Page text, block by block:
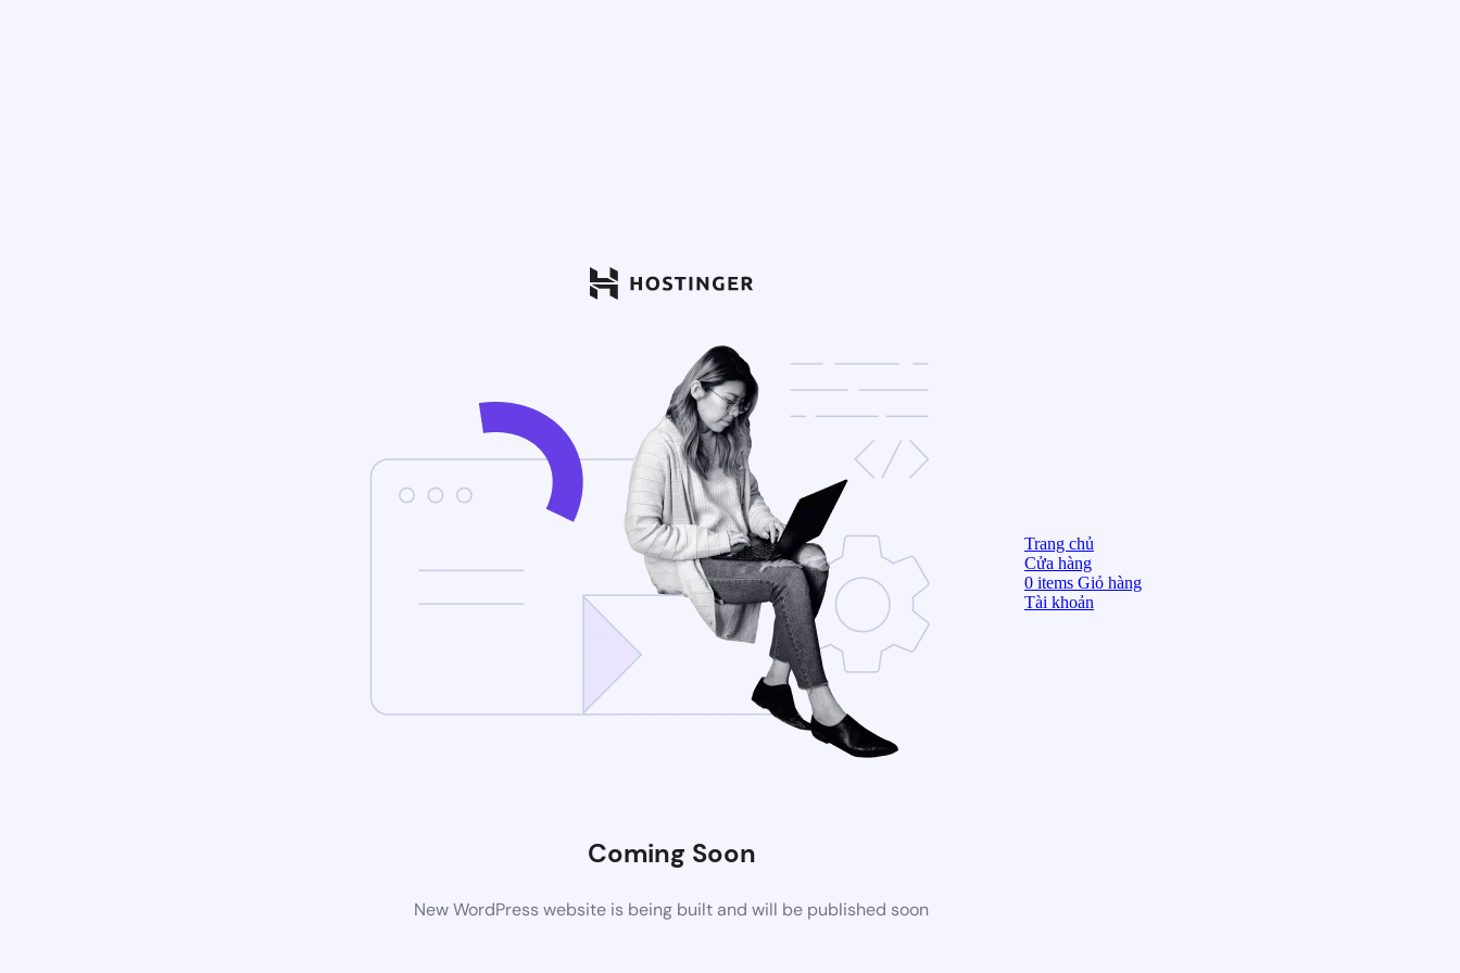
Coming Soon
New WordPress website is being built and will be published soon
Trang chủ
Cửa hàng
0 items Giỏ hàng
Tài khoản